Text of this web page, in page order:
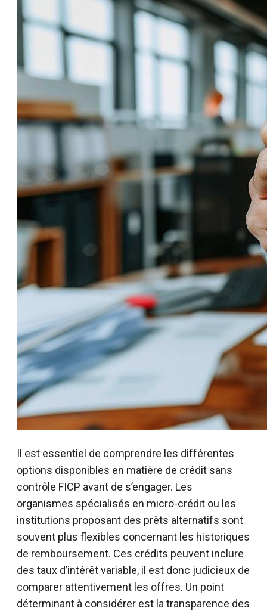
Il est essentiel de comprendre les différentes
options disponibles en matière de crédit sans
contrôle FICP avant de s’engager. Les
organismes spécialisés en micro-crédit ou les
institutions proposant des prêts alternatifs sont
souvent plus flexibles concernant les historiques
de remboursement. Ces crédits peuvent inclure
des taux d’intérêt variable, il est donc judicieux de
comparer attentivement les offres. Un point
déterminant à considérer est la transparence des